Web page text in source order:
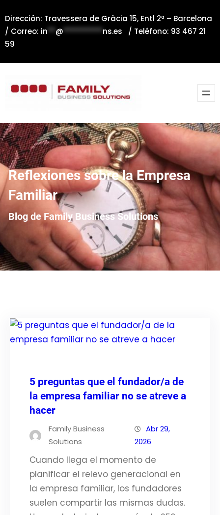
al
contenido
Dirección: Travessera de Gràcia 15, Entl 2ª – Barcelona
/ Correo: in**@**********ns.es / Teléfono: 93 467 21
59
Reflexiones sobre la Empresa
Familiar
Blog de Family Business Solutions
5 preguntas que el fundador/a de
la empresa familiar no se atreve a
hacer
Family Business
Solutions
Abr 29,
2026
Cuando llega el momento de
planificar el relevo generacional en
la empresa familiar, los fundadores
suelen compartir las mismas dudas.